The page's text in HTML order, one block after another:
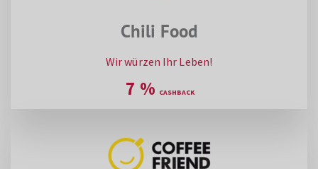
Chili Food
Wir würzen Ihr Leben!
7 %